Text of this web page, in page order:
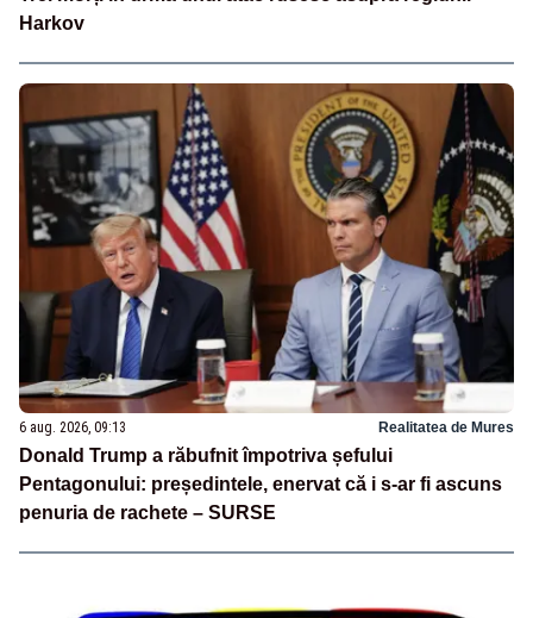
Harkov
6 aug. 2026, 09:13 Realitatea de Mures
Donald Trump a răbufnit împotriva șefului
Pentagonului: președintele, enervat că i s-ar fi ascuns
penuria de rachete – SURSE